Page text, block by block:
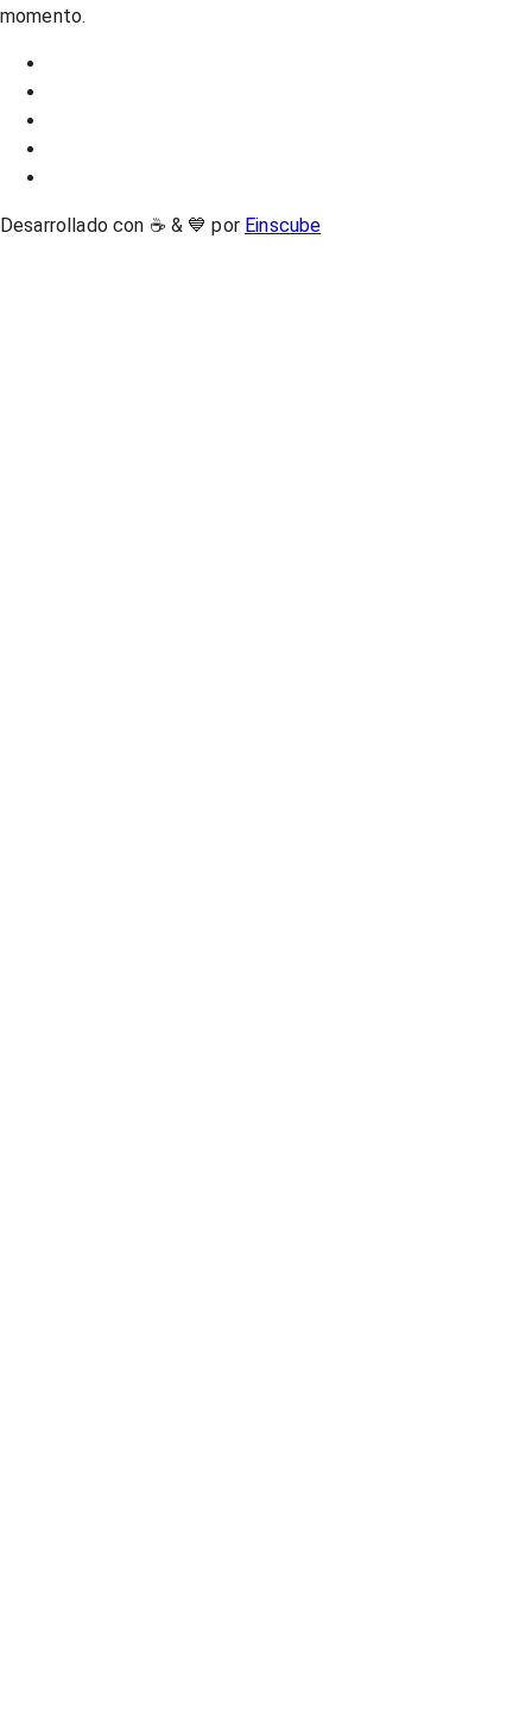
momento.
Desarrollado con ☕ & 💙 por Einscube